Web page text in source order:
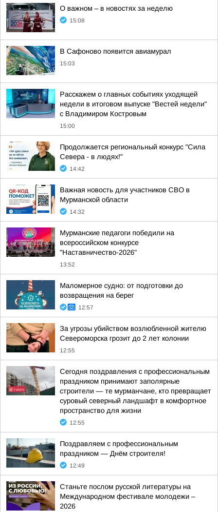
О важном – в новостях за неделю
15:08
В Сафоново появится авиамурал
15:03
Расскажем о главных событиях уходящей
недели в итоговом выпуске "Вестей недели"
с Владимиром Костровым
15:00
Продолжается региональный конкурс "Сила
Севера - в людях!"
14:42
Важная новость для участников СВО в
Мурманской области
14:32
Мурманские педагоги победили на
всероссийском конкурсе
"Наставничество-2026"
13:52
Маломерное судно: от подготовки до
возвращения на берег
12:57
За угрозы убийством возлюбленной жителю
Североморска грозит до 2 лет колонии
12:55
Сегодня поздравления с профессиональным
праздником принимают заполярные
строители — те мурманчане, кто превращает
суровый северный ландшафт в комфортное
пространство для жизни
12:55
Поздравляем с профессиональным
праздником — Днём строителя!
12:49
Станьте послом русской литературы на
Международном фестивале молодежи –
2026